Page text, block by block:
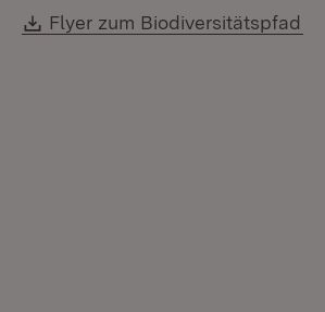
Download:
Flyer zum Biodiversitätspfad